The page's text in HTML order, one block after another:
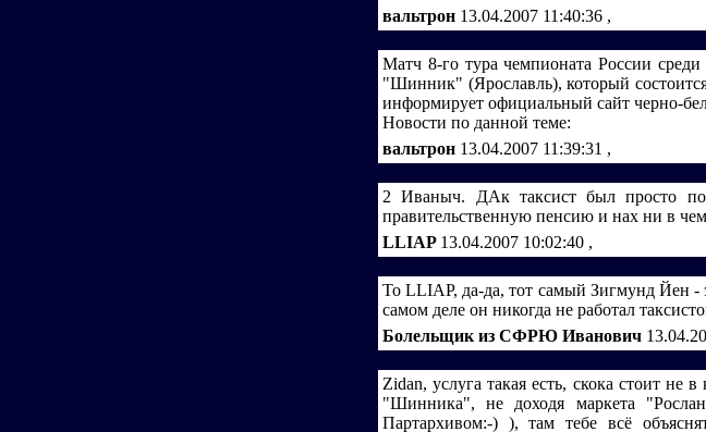
вальтрон 13.04.2007 11:40:36 ,
Матч 8-го тура чемпионата России
"Шинник" (Ярославль), который
информирует официальный сайт черно-
Новости по данной теме:
вальтрон 13.04.2007 11:39:31 ,
2 Иваныч. ДАк таксист был просто
правительственную пенсию и нах ни в
LLIAP 13.04.2007 10:02:40 ,
To LLIAP, да-да, тот самый Зигмунд Йен -
самом деле он никогда не работал
Болельщик из СФРЮ Иванович
Zidan, услуга такая есть, скока стоит
"Шинника", не доходя маркета
Партархивом:-) ), там тебе всё